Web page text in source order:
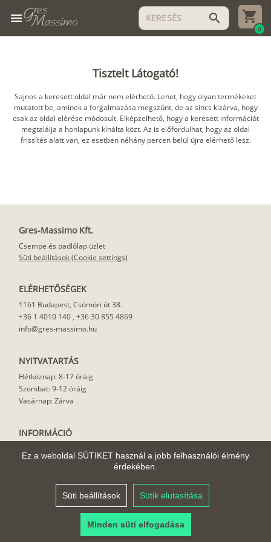
Ez a weboldal SÜTIKET használ a jobb felhasználói élmény
érdekében.
Süti beállítások Sütik elutasítása
Minden süti elfogadása
menu search
0
Tisztelt Látogató!
Sajnos a keresett oldal már nem elérhető. Lehet, hogy olyan termékeket
mutatott be, aminek a forgalmazása megszűnt, de az sincs kizárva, hogy
csak az oldal elérése módosult. Elképzelhető, hogy a keresett információt
megtalálja a honlapunk kínálta közt. Az is előfordulhat, hogy az oldal
frissítés alatt van, ez esetben néhány percen belül újra elérhető lesz.
Gres-Massimo Kft.
Csempe és padlólap üzlet
Süti beállítások (Cookie settings)
ELÉRHETŐSÉGEK
1161 Budapest, Csömöri út 38.
+36 1 4010 140 , +36 30 855 4869
info@gres-massimo.hu
NYITVATARTÁS
Hétköznap: 8-17 óráig
Szombat: 9-12 óráig
Vasárnap: Zárva
INFORMÁCIÓ
Felhasználási javaslat